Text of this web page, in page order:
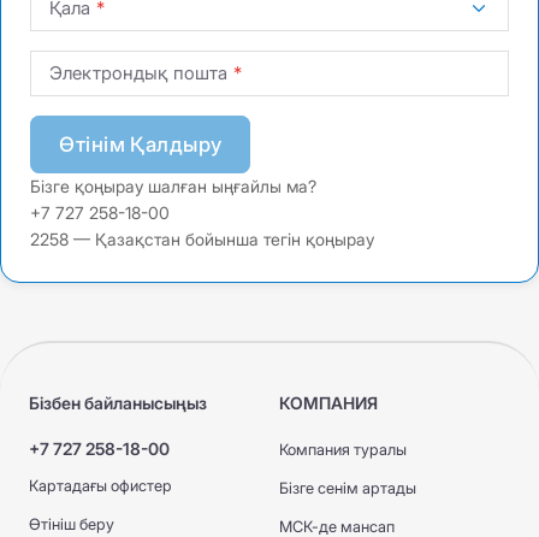
Қала
Электрондық пошта
Өтінім Қалдыру
Бізге қоңырау шалған ыңғайлы ма?
+7 727 258-18-00
2258 — Қазақстан бойынша тегін қоңырау
Бізбен байланысыңыз
+7 727 258-18-00
Картадағы офистер
Өтініш беру
КОМПАНИЯ
Компания туралы
Бізге сенім артады
МСК-де мансап